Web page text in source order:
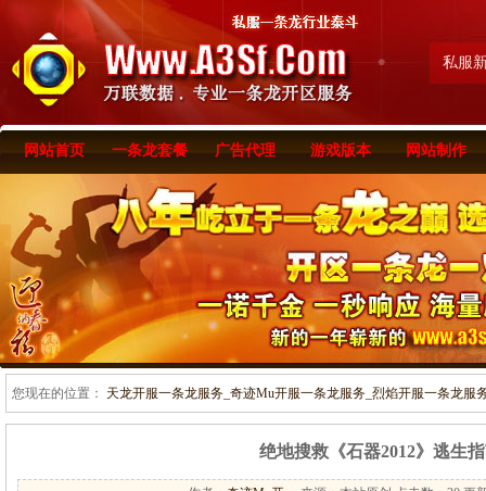
私服
网站首页 一条龙套餐 广告代理 游戏版本 网站制作
您现在的位置： 天龙开服一条龙服务_奇迹Mu开服一条龙服务_烈焰开服一条龙服
绝地搜救《石器2012》逃生